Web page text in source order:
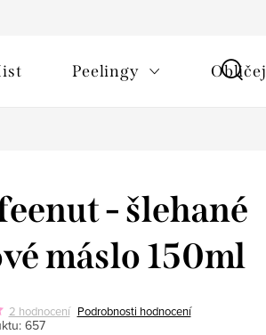
Peelingy Obličej
- šlehané
máslo 150ml
2 hodnocení Podrobnosti hodnocení
657